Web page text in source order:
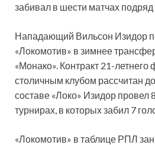
забивал в шести матчах
Нападающий Вильсон Изидор
«Локомотив» в зимнее
«Монако». Контракт 21-летнего
столичным клубом рассчитан
составе «Локо» Изидор провел
турнирах, в которых забил 7
«Локомотив» в таблице РПЛ